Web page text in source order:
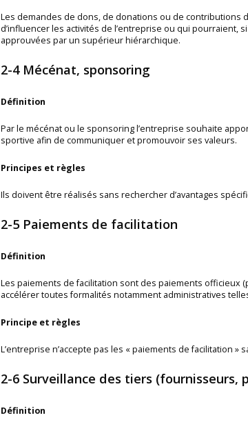
Les demandes de dons, de donations ou de contributions
d’influencer les activités de l’entreprise ou qui
approuvées par un supérieur hiérarchique.
2-4 Mécénat, sponsoring
Définition
Par le mécénat ou le sponsoring l’entreprise souhaite
sportive afin de communiquer et promouvoir ses valeurs.
Principes et règles
Ils doivent être réalisés sans rechercher d’avantages
2-5 Paiements de facilitation
Définition
Les paiements de facilitation sont des paiements officieux
accélérer toutes formalités notamment administratives
Principe et règles
L’entreprise n’accepte pas les « paiements de facilitation
2-6 Surveillance des tiers (fournisseurs,
Définition